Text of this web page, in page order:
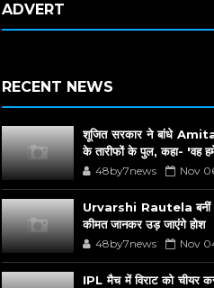
ADVERT
RECENT NEWS
शूजित सरकार ने बांधे
के तारीफों के पुल, कहा- 'वह
48by7news Nov
Urvarshi Rautela बनीं
कीमत जानकर उड़ जाएंगे होश
48by7news Nov
IPL मैच में विराट को चीयर